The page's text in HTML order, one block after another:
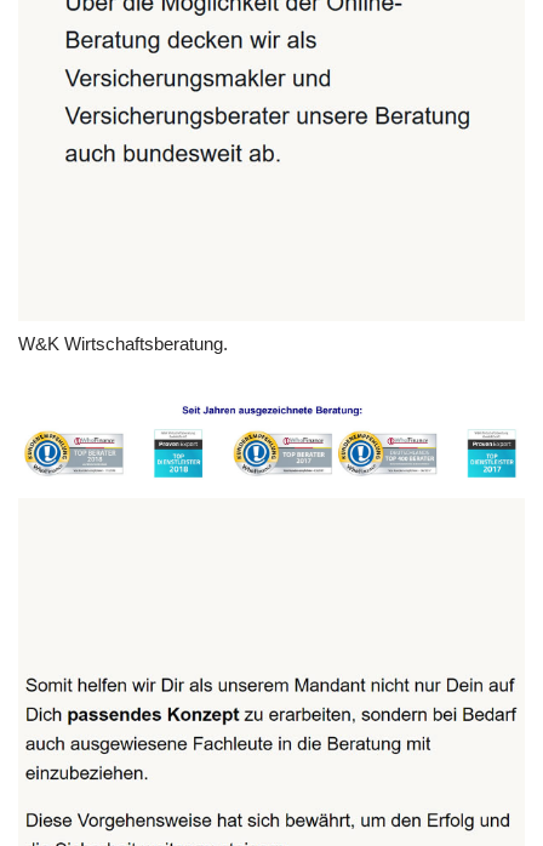
W&K Wirtschaftsberatung.